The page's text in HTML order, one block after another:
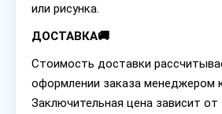
или рисунка.
ДОСТАВКА🚚
Стоимость доставки
оформлении заказа менеджером
Заключительная цена зависит